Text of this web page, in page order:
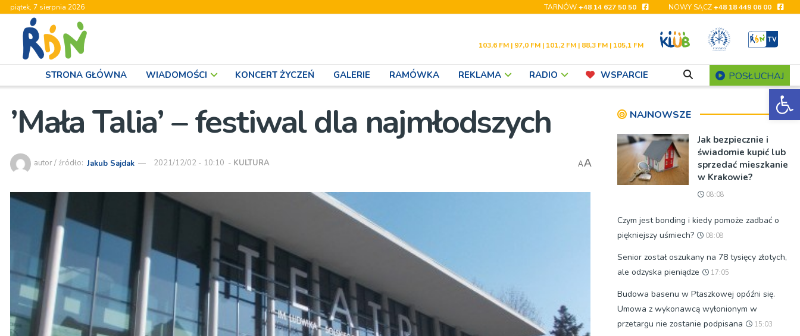
piątek, 7 sierpnia 2026 TARNÓW+48 14 627 50 50 NOWY SĄCZ+48 18 449 06 00
103,6 FM | 97,0 FM | 101,2 FM | 88,3 FM | 105,1 FM
STRONA GŁÓWNA WIADOMOŚCI KONCERT ŻYCZEŃ GALERIE RAMÓWKA REKLAMA RADIO WSPARCIE POSŁUCHAJ
’Mała Talia’ – festiwal dla najmłodszych
autor / źródło: Jakub Sajdak 2021/12/02 - 10:10 - KULTURA AA
NAJNOWSZE
Jak bezpiecznie i
świadomie kupić lub
sprzedać mieszkanie
w Krakowie?
08:08
Czym jest bonding i kiedy pomoże zadbać o
piękniejszy uśmiech?
08:08
Senior został oszukany na 78 tysięcy złotych,
ale odzyska pieniądze
17:05
Budowa basenu w Ptaszkowej opóźni się.
Umowa z wykonawcą wyłonionym w
przetargu nie zostanie podpisana
15:03